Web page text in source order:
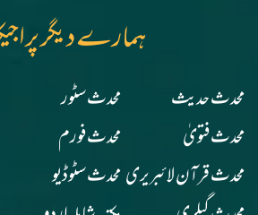
ہمارے دیگر
محدث حدیث محدث سٹور
محدث فتویٰ
محدث فورم
محدث قرآن لائبریریمحدث سٹوڈیو